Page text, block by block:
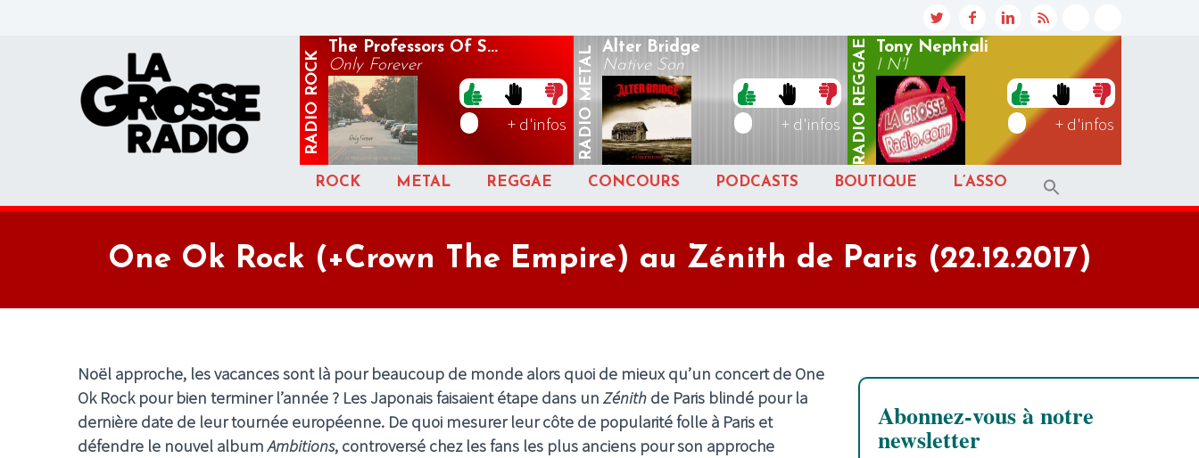
RADIO
ROCK
The Professors Of S...
Only Forever
+ d'infos RADIO
METAL Alter Bridge
Native Son
+ d'infos RADIO
REGGAE
Tony Nephtali
I N'I
+ d'infos
ROCK METAL REGGAE CONCOURS PODCASTS BOUTIQUE L’ASSO
One Ok Rock (+Crown The Empire) au Zénith de Paris (22.12.2017)
Noël approche, les vacances sont là pour beaucoup de monde alors quoi de mieux qu’un concert de One
Ok Rock pour bien terminer l’année ? Les Japonais faisaient étape dans un Zénith de Paris blindé pour la
dernière date de leur tournée européenne. De quoi mesurer leur côte de popularité folle à Paris et
défendre le nouvel albumAmbitions, controversé chez les fans les plus anciens pour son approche
Abonnez-vous à notre
newsletter